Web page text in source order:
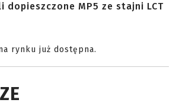
dopieszczone MP5 ze stajni LCT
rynku już dostępna.